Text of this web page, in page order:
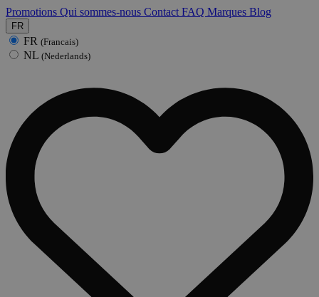
Promotions Qui sommes-nous Contact FAQ Marques Blog
FR
FR (Francais)
NL (Nederlands)